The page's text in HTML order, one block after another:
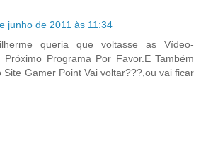
junho de 2011 às 11:34
queria que voltasse as Vídeo-
Programa Por Favor.E Também
Site Gamer Point Vai voltar???,ou vai ficar